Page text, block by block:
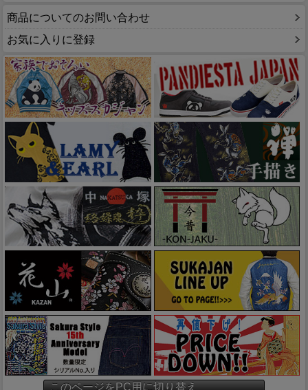
商品についてのお問い合わせ
お気に入りに登録
このページをPC用に切り替え